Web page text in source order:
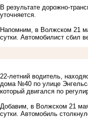
В результате дорожно-
уточняется.
Напомним, в Волжском 21
сутки. Автомобилист сбил
22-летний водитель,
дома №40 по улице
который двигался по
Добавим, в Волжском 21
сутки. Автомобиль